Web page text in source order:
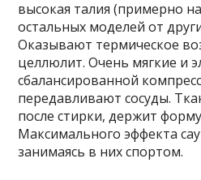
высокая талия (примерно
остальных моделей от
Оказывают термическое
целлюлит. Очень мягкие и
сбалансированной
передавливают сосуды.
после стирки, держит
Максимального эффекта
занимаясь в них спортом.